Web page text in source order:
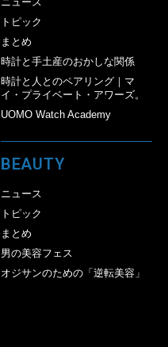
トピック
まとめ
時計と手土産のおかしな関係
時計と人とのペアリング｜マ
イ・プライベート・アワーズ。
UOMO Watch Academy
BEAUTY
ニュース
トピック
まとめ
男の美容フェス
オジサンのための「逆転美容」